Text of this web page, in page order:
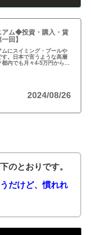
ム◆投資・購入・賃
回】
にスイミング・プールや
。日本で言うような高層
内でも月々4-5万円から賃
2024/08/26
のとおりです。
だけど、慣れれ